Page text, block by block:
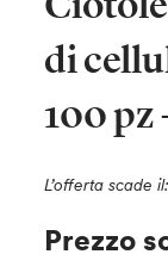
di
100 pz
L’offerta scade
Prezzo